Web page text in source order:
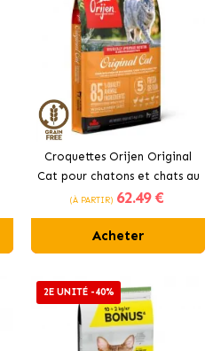
Croquettes Orijen Original
Cat pour chatons et chats au
poulet
(À PARTIR) 62.49 €
Acheter
2E UNITÉ -40%